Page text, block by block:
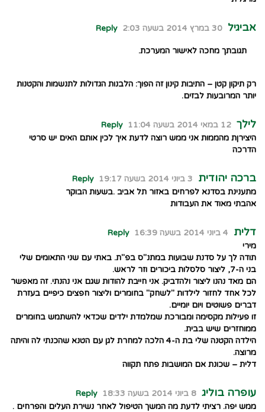
אביגיל 30 במרץ 2014 בשעה 2:03 Reply
תגובתך מחכה לאישור המערכת.
רק תיקון קטן – התיבות קינון זה הפוך: הלבנות הגדולות לתנשמות והקטנות
יותר המרובעות לבזים.
לילך 12 במאי 2014 בשעה 11:04
Reply
היצירןת מהממות אני ממש רוצה לדעת איך לכין אותם האים יש סרטי
הדרכה
ברכה יהודית 3 ביוני 2014 בשעה 19:17
Reply
מתענינת בסדנא לפרחים באזור תל אביב .בשעות הבוקר
אהבתי מאוד את העבודות
דלית 4 ביוני 2014 בשעה 16:39
Reply
מירי
תודה לך על סדנת שבועות במתנ"ס בפ"ת. באתי עם שני התאומים שלי
בני ה-7, ליצור סלסלות ביכורים וזר לראש.
הם מאד נהנו ליצור ולהדביק. אני חייבת להודות שגם אני נהנתי. זה מאפשר
לכל אחד לחזור לילדות "לשחק" בחומרים וליצור חפצים כיפיים בעזרת
דברים פשוטים ויום יומיים.
זו פעילות מקסימה ומבורכת שמלמדת ילדים שכדאי להשתמש בחומרים
ממוחזרים שיש בבית.
הילדה הקטנה שלי בת ה-4 הלכה למחרת לגן עם הטנא שהכנתי לה והיתה
מרוצה.
דלית – שכונת אם המושבות פתח תקווה
עופרה בוליג 8 ביוני 2014 בשעה 18:33
Reply
ממש יפה. רציתי לדעת מה המשך הטיפול לאחר נשירת העלים והפרחים .